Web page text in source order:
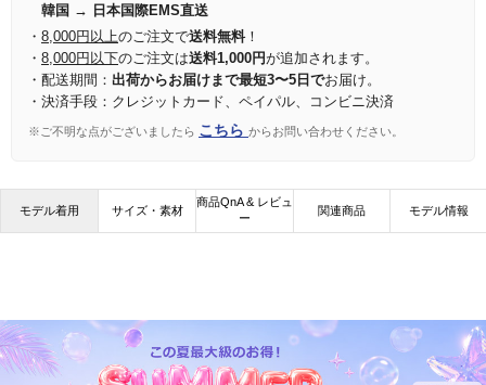
韓国 → 日本国際EMS直送
・ 8,000円以上のご注文で送料無料！
・ 8,000円以下のご注文は送料1,000円が追加されます。
・配送期間： 出荷からお届けまで最短3〜5日でお届け。
・決済手段：クレジットカード、ペイパル、コンビニ決済
※ご不明な点がございましたら こちら からお問い合わせください。
モデル着用 サイズ・素材
商品QnA & レビュ
ー
関連商品 モデル情報